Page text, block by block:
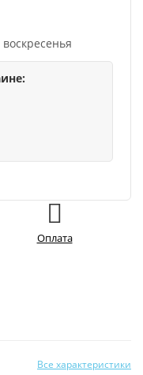
Оплата
Все характеристики